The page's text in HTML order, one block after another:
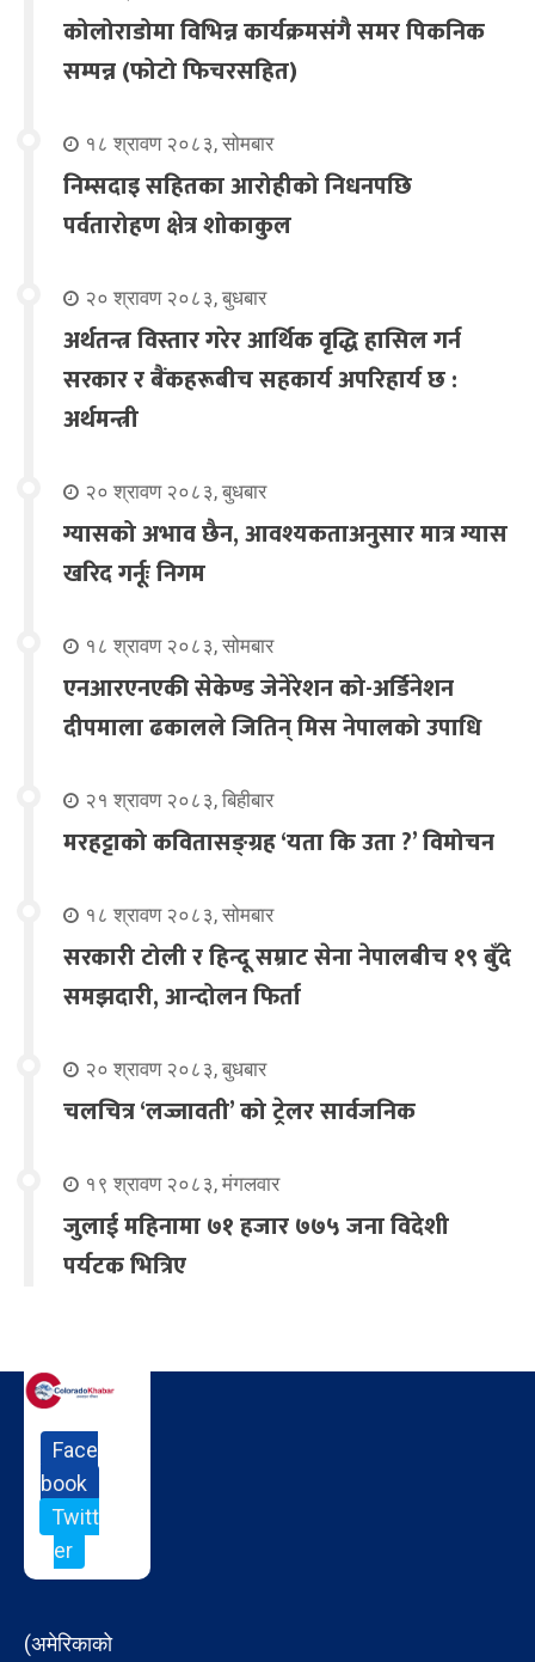
कोलोराडोमा विभिन्न कार्यक्रमसंगै समर पिकनिक
सम्पन्न (फोटो फिचरसहित)
१८ श्रावण २०८३, सोमबार
निम्सदाइ सहितका आरोहीको निधनपछि
पर्वतारोहण क्षेत्र शोकाकुल
२० श्रावण २०८३, बुधबार
अर्थतन्त्र विस्तार गरेर आर्थिक वृद्धि हासिल गर्न
सरकार र बैंकहरूबीच सहकार्य अपरिहार्य छ :
अर्थमन्त्री
२० श्रावण २०८३, बुधबार
ग्यासको अभाव छैन, आवश्यकताअनुसार मात्र ग्यास
खरिद गर्नूः निगम
१८ श्रावण २०८३, सोमबार
एनआरएनएकी सेकेण्ड जेनेरेशन को-अर्डिनेशन
दीपमाला ढकालले जितिन् मिस नेपालको उपाधि
२१ श्रावण २०८३, बिहीबार
मरहट्टाको कवितासङ्ग्रह ‘यता कि उता ?’ विमोचन
१८ श्रावण २०८३, सोमबार
सरकारी टोली र हिन्दू सम्राट सेना नेपालबीच १९ बुँदे
समझदारी, आन्दोलन फिर्ता
२० श्रावण २०८३, बुधबार
चलचित्र ‘लज्जावती’ को ट्रेलर सार्वजनिक
१९ श्रावण २०८३, मंगलवार
जुलाई महिनामा ७१ हजार ७७५ जना विदेशी
पर्यटक भित्रिए
Face
book
Twitt
er
(अमेरिकाको